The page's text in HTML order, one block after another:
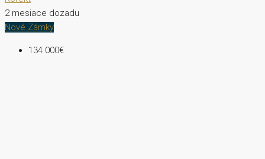
2 mesiace dozadu
Nové Zámky
134 000€